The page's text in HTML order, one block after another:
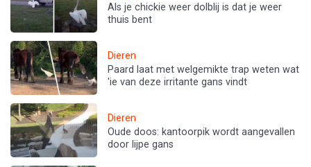
Als je chickie weer dolblij is dat je weer
thuis bent
Dieren
Paard laat met welgemikte trap weten wat
'ie van deze irritante gans vindt
Dieren
Oude doos: kantoorpik wordt aangevallen
door lijpe gans